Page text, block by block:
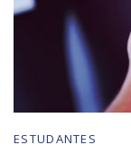
ESTUDANTES